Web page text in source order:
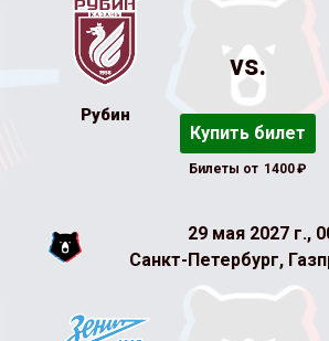
Рубин
vs.
Купить билет
Билеты от 1400₽
29 мая 2027 г.,
Санкт-Петербург,